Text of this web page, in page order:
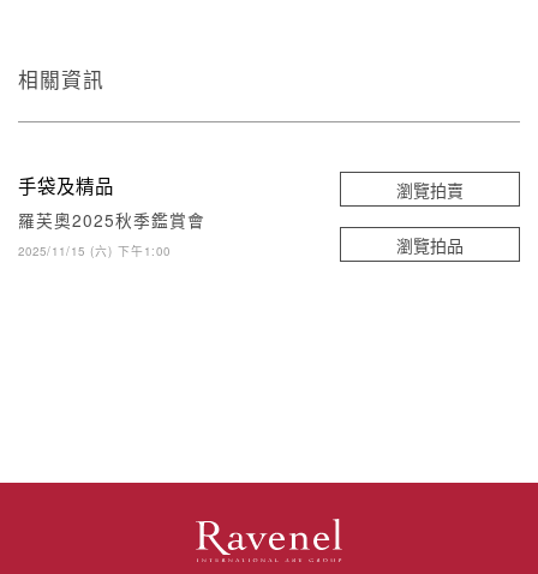
相關資訊
手袋及精品
羅芙奧2025秋季鑑賞會
2025/11/15 (六) 下午1:00
瀏覽拍賣
瀏覽拍品